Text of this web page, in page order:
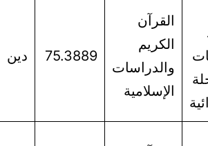
القرآن
الكريم
والدراسات
الإسلامية
75.3889 دين